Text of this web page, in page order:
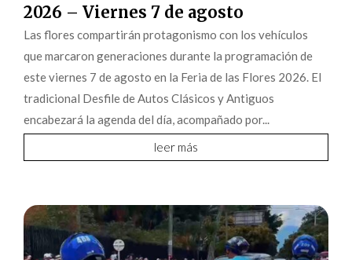
2026 – Viernes 7 de agosto
Las flores compartirán protagonismo con los vehículos
que marcaron generaciones durante la programación de
este viernes 7 de agosto en la Feria de las Flores 2026. El
tradicional Desfile de Autos Clásicos y Antiguos
encabezará la agenda del día, acompañado por...
leer más